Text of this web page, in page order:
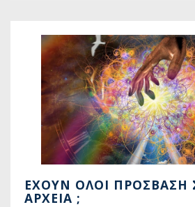
ΕΧΟΥΝ ΌΛΟΙ ΠΡΌΣΒΑΣΗ
ΑΡΧΕΊΑ ;